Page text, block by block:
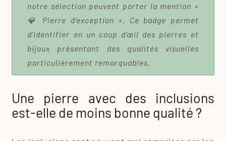
notre sélection peuvent porter la mention «
💎 Pierre d’exception ». Ce badge permet
d’identifier en un coup d’œil des pierres et
bijoux présentant des qualités visuelles
particulièrement remarquables.
Une pierre avec des inclusions
est-elle de moins bonne qualité ?